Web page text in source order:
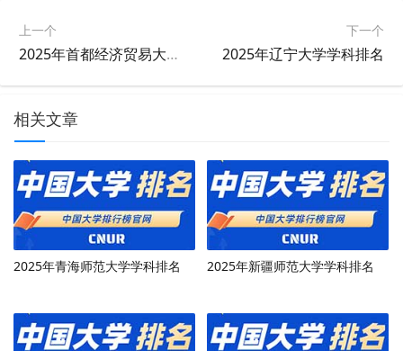
上一个
2025年首都经济贸易大学学科排名
下一个
2025年辽宁大学学科排名
相关文章
2025年青海师范大学学科排名 2025年新疆师范大学学科排名